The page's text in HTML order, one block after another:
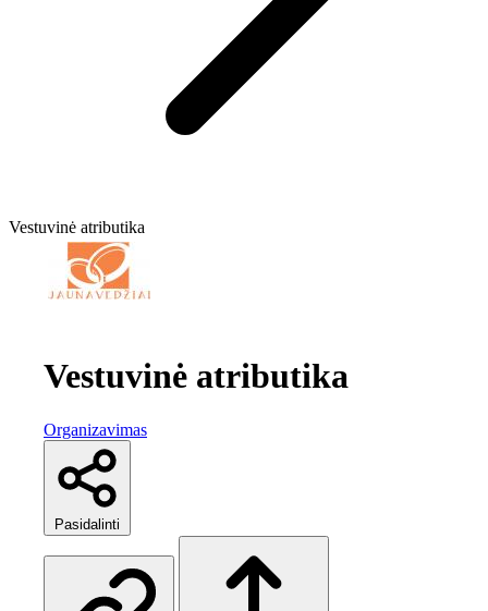
Vestuvinė atributika
Vestuvinė atributika
Organizavimas
Pasidalinti